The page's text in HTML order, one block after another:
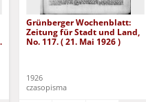
Grünberger Wochenblatt:
Zeitung für Stadt und Land,
No. 117. ( 21. Mai 1926 )
1926
czasopisma